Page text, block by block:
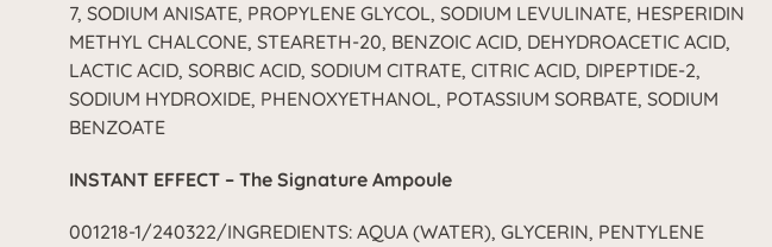
7, SODIUM ANISATE, PROPYLENE GLYCOL, SODIUM LEVULINATE, HESPERIDIN
METHYL CHALCONE, STEARETH-20, BENZOIC ACID, DEHYDROACETIC ACID,
LACTIC ACID, SORBIC ACID, SODIUM CITRATE, CITRIC ACID, DIPEPTIDE-2,
SODIUM HYDROXIDE, PHENOXYETHANOL, POTASSIUM SORBATE, SODIUM
BENZOATE
INSTANT EFFECT – The Signature Ampoule
001218-1/240322/INGREDIENTS: AQUA (WATER), GLYCERIN, PENTYLENE